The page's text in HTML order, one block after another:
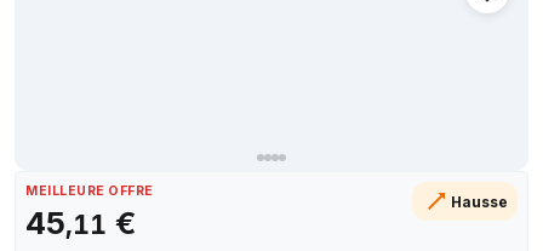
MEILLEURE OFFRE
45,11 €
Hausse
5 juillet 2026
12 juillet 2026